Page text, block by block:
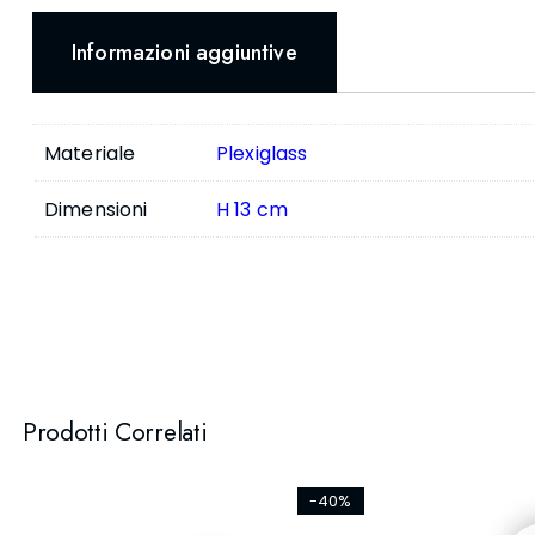
Informazioni aggiuntive
Materiale Plexiglass
Dimensioni H 13 cm
Prodotti Correlati
-40%